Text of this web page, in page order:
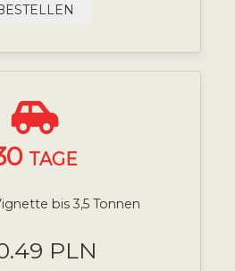
TAGE
bis 3,5 Tonnen
PLN